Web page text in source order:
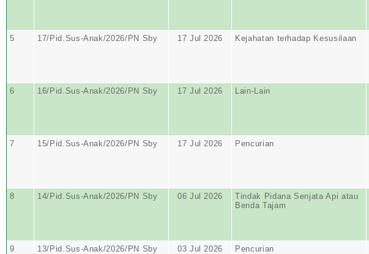
5 17/Pid.Sus-Anak/2026/PN Sby 17 Jul 2026 Kejahatan terhadap Kesusilaan
6 16/Pid.Sus-Anak/2026/PN Sby 17 Jul 2026 Lain-Lain
7 15/Pid.Sus-Anak/2026/PN Sby 17 Jul 2026 Pencurian
8 14/Pid.Sus-Anak/2026/PN Sby 06 Jul 2026
Tindak Pidana Senjata Api atau
Benda Tajam
9 13/Pid.Sus-Anak/2026/PN Sby 03 Jul 2026 Pencurian